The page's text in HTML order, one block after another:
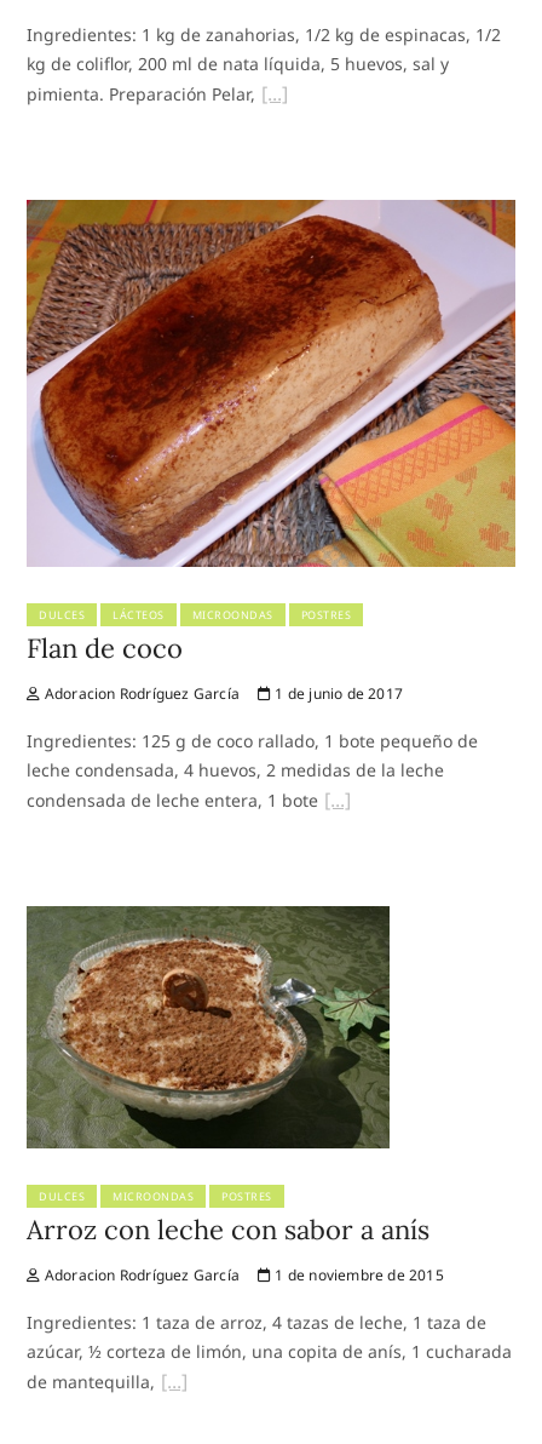
Ingredientes: 1 kg de zanahorias, 1/2 kg de espinacas, 1/2
kg de coliflor, 200 ml de nata líquida, 5 huevos, sal y
pimienta. Preparación Pelar,
DULCES LÁCTEOS MICROONDAS POSTRES
Flan de coco
Adoracion Rodríguez García 1 de junio de 2017
Ingredientes: 125 g de coco rallado, 1 bote pequeño de
leche condensada, 4 huevos, 2 medidas de la leche
condensada de leche entera, 1 bote
DULCES MICROONDAS POSTRES
Arroz con leche con sabor a anís
Adoracion Rodríguez García 1 de noviembre de 2015
Ingredientes: 1 taza de arroz, 4 tazas de leche, 1 taza de
azúcar, ½ corteza de limón, una copita de anís, 1 cucharada
de mantequilla,